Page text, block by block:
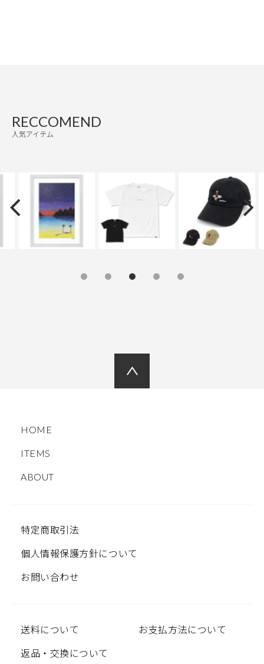
RECCOMEND
人気アイテム
HOME
ITEMS
ABOUT
特定商取引法
個人情報保護方針について
お問い合わせ
送料について
お支払方法について
返品・交換について